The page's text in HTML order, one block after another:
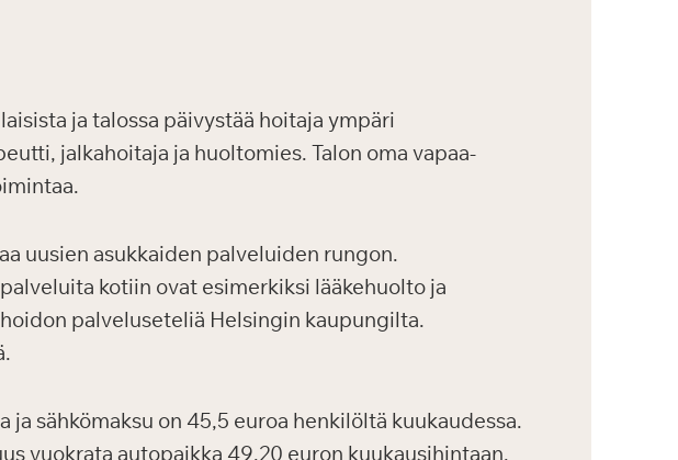
ja talossa päivystää hoitaja ympäri
jalkahoitaja ja huoltomies. Talon oma vapaa-
uusien asukkaiden palveluiden rungon.
kotiin ovat esimerkiksi lääkehuolto ja
palveluseteliä Helsingin kaupungilta.
ja sähkömaksu on 45,5 euroa henkilöltä kuukaudessa.
vuokrata autopaikka 49,20 euron kuukausihintaan.